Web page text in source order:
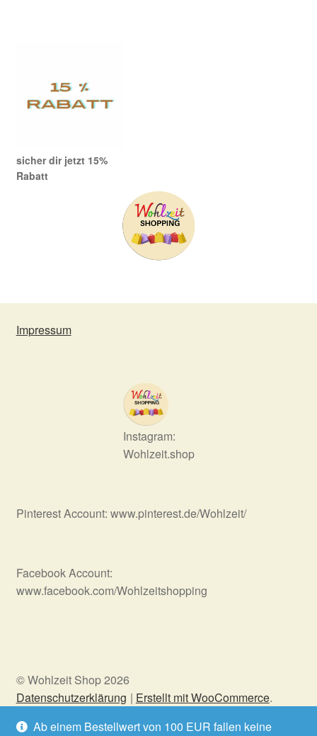
Ab einem Bestellwert von 100 EUR fallen keine
sicher dir jetzt 15%
Rabatt
Impressum
Instagram:
Wohlzeit.shop
Pinterest Account: www.pinterest.de/Wohlzeit/
Facebook Account:
www.facebook.com/Wohlzeitshopping
© Wohlzeit Shop 2026
Datenschutzerklärung
Erstellt mit WooCommerce.